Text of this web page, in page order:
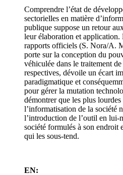
Comprendre l’état de
sectorielles en matière
publique suppose un retour
leur élaboration et application.
rapports officiels (S. Nora/A.
porte sur la conception du
véhiculée dans le traitement
respectives, dévoile un écart
paradigmatique et
pour gérer la mutation
démontrer que les plus lourdes
l’informatisation de la société
l’introduction de l’outil en lui-
société formulés à son endroit
qui les sous-tend.
EN: